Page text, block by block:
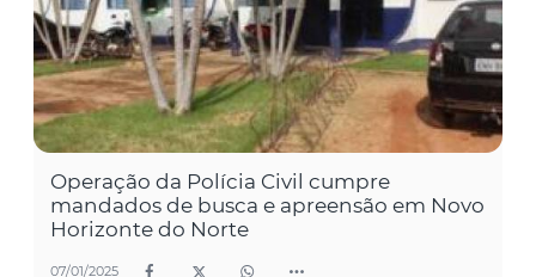
Operação da Polícia Civil cumpre
mandados de busca e apreensão em Novo
Horizonte do Norte
07/01/2025